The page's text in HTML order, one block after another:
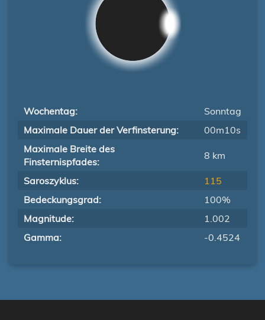
Wochentag:
Sonntag
Maximale Dauer der Verfinsterung:
00m10s
Maximale Breite des
Finsternispfades:
8 km
Saroszyklus:
115
Bedeckungsgrad:
100%
Magnitude:
1.002
Gamma:
-0.4524